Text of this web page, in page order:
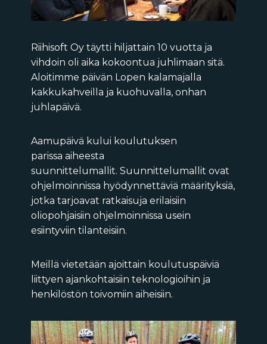
Riihisoft Oy täytti hiljattain 10 vuotta ja
vihdoin oli aika kokoontua juhlimaan sitä.
Aloitimme päivän Lopen kalamajalla
kakkukahveilla ja kuohuvalla, onhan
juhlapäivä.
Aamupäivä kului koulutuksen
parissa aiheesta
suunnittelumallit. Suunnittelumallit ovat
ohjelmoinnissa hyödynnettäviä määrityksiä,
jotka tarjoavat ratkaisuja erilaisiin
oliopohjaisiin ohjelmoinnissa usein
esiintyviin tilanteisiin.
Meillä vietetään ajoittain koulutuspäiviä
liittyen ajankohtaisiin teknologioihin ja
henkilöstön toivomiin aiheisiin.